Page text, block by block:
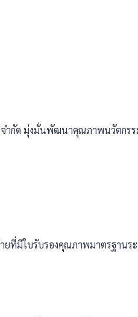
ำกัด มุ่งมั่นพัฒนาคุณภาพนวัตกร
ที่มีใบรับรองคุณภาพมาตรฐานร